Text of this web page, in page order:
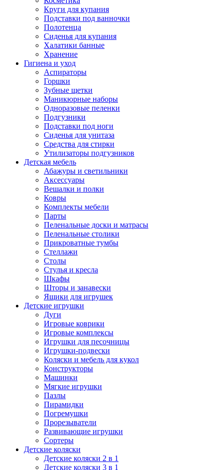
Круги для купания
Подставки под ванночки
Полотенца
Сиденья для купания
Халатики банные
Хранение
Гигиена и уход
Аспираторы
Горшки
Зубные щетки
Маникюрные наборы
Одноразовые пеленки
Подгузники
Подставки под ноги
Сиденья для унитаза
Средства для стирки
Утилизаторы подгузников
Детская мебель
Абажуры и светильники
Аксессуары
Вешалки и полки
Ковры
Комплекты мебели
Парты
Пеленальные доски и матрасы
Пеленальные столики
Прикроватные тумбы
Стеллажи
Столы
Стулья и кресла
Шкафы
Шторы и занавески
Ящики для игрушек
Детские игрушки
Дуги
Игровые коврики
Игровые комплексы
Игрушки для песочницы
Игрушки-подвески
Коляски и мебель для кукол
Конструкторы
Машинки
Мягкие игрушки
Пазлы
Пирамидки
Погремушки
Прорезыватели
Развивающие игрушки
Сортеры
Детские коляски
Детские коляски 2 в 1
Детские коляски 3 в 1